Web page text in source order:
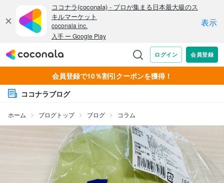
会員登録で10％割引クーポンを獲得！
ココナラブログ
ホーム ブログトップ ブログ コラム